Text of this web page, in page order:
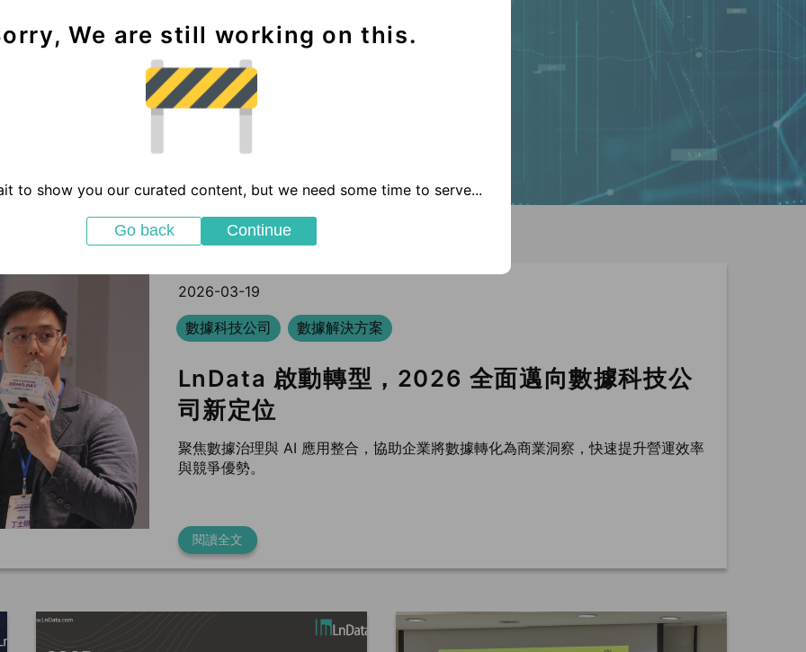
2026-03-19
數據科技公司
數據解決方案
LnData 啟動轉型，2026 全面邁向數據科技公
司新定位
聚焦數據治理與 AI 應用整合，協助企業將數據轉化為商業洞察，快速提升營運效率
與競爭優勢。
閱讀全文
We are still working on this.
to show you our curated content, but we need some time to serve...
Go back Continue